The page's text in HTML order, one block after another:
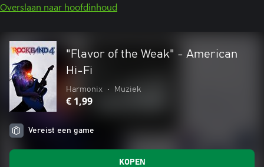
Overslaan naar hoofdinhoud
"Flavor of the Weak" - American
Hi-Fi
Harmonix • Muziek
€ 1,99
Vereist een game
KOPEN